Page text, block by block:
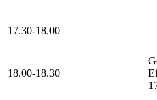
17.30-18.00
18.00-18.30